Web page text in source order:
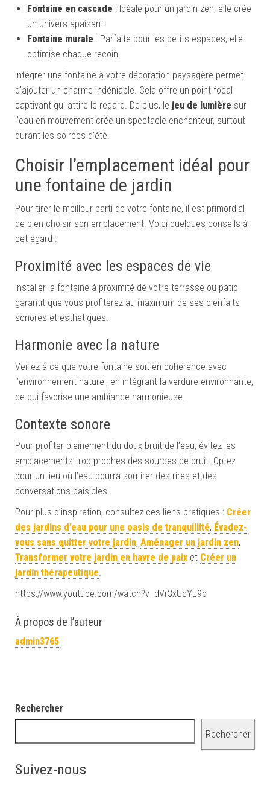
Fontaine en cascade : Idéale pour un jardin zen, elle crée
un univers apaisant.
Fontaine murale : Parfaite pour les petits espaces, elle
optimise chaque recoin.
Intégrer une fontaine à votre décoration paysagère permet
d’ajouter un charme indéniable. Cela offre un point focal
captivant qui attire le regard. De plus, le jeu de lumière sur
l’eau en mouvement crée un spectacle enchanteur, surtout
durant les soirées d’été.
Choisir l’emplacement idéal pour
une fontaine de jardin
Pour tirer le meilleur parti de votre fontaine, il est primordial
de bien choisir son emplacement. Voici quelques conseils à
cet égard :
Proximité avec les espaces de vie
Installer la fontaine à proximité de votre terrasse ou patio
garantit que vous profiterez au maximum de ses bienfaits
sonores et esthétiques.
Harmonie avec la nature
Veillez à ce que votre fontaine soit en cohérence avec
l’environnement naturel, en intégrant la verdure environnante,
ce qui favorise une ambiance harmonieuse.
Contexte sonore
Pour profiter pleinement du doux bruit de l’eau, évitez les
emplacements trop proches des sources de bruit. Optez
pour un lieu où l’eau pourra soutirer des rires et des
conversations paisibles.
Pour plus d’inspiration, consultez ces liens pratiques : Créer
des jardins d’eau pour une oasis de tranquillité, Évadez-
vous sans quitter votre jardin, Aménager un jardin zen,
Transformer votre jardin en havre de paix et Créer un
jardin thérapeutique.
https://www.youtube.com/watch?v=dVr3xUcYE9o
À propos de l’auteur
admin3765
Rechercher
Rechercher
Suivez-nous